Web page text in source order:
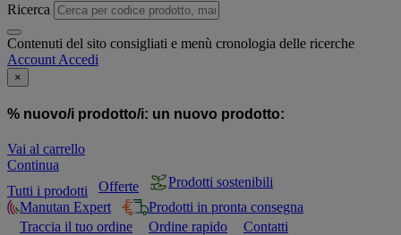
Ricerca
Contenuti del sito consigliati e menù cronologia delle ricerche
Account Accedi
×
% nuovo/i prodotto/i: un nuovo prodotto:
Vai al carrello
Continua
Tutti i prodotti
Offerte
Prodotti sostenibili
Manutan Expert
Prodotti in pronta consegna
Traccia il tuo ordine
Ordine rapido Contatti